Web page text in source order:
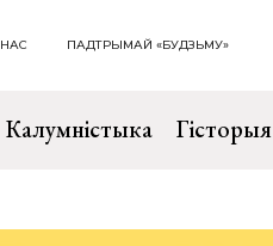
ПАДТРЫМАЙ «БУДЗЬМУ»
Калумністыка Гісторыя